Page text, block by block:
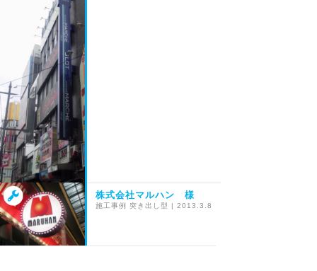
株式会社マルハン 様
施工事例 突き出し型 2013.3.8